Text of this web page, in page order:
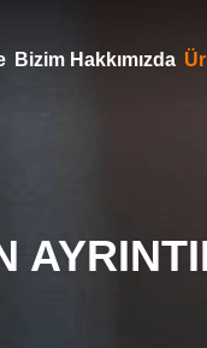
Bizim Hakkımızda